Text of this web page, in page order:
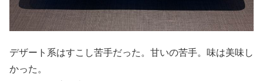
デザート系はすこし苦手だった。甘いの苦手。味は美味し
かった。